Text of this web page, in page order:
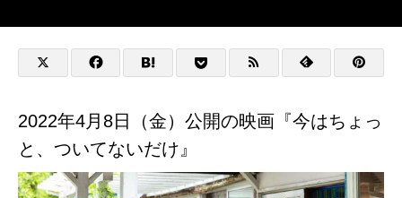
2022年4月8日（金）公開の映画『今はちょっ
と、ついてないだけ』